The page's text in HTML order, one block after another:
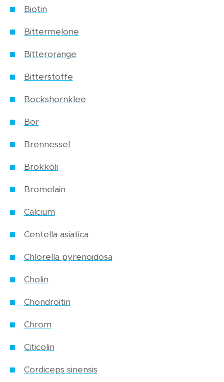
Biotin
Bittermelone
Bitterorange
Bitterstoffe
Bockshornklee
Bor
Brennessel
Brokkoli
Bromelain
Calcium
Centella asiatica
Chlorella pyrenoidosa
Cholin
Chondroitin
Chrom
Citicolin
Cordiceps sinensis